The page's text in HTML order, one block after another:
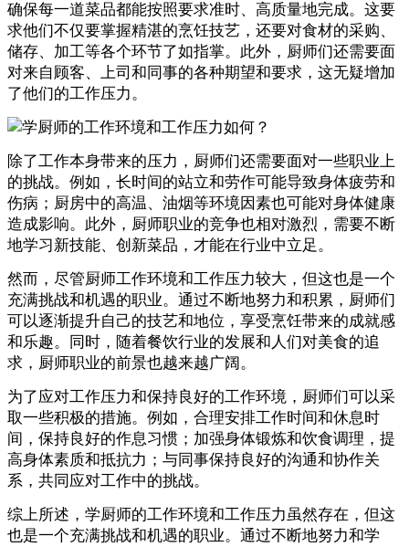
确保每一道菜品都能按照要求准时、高质量地完成。这要
求他们不仅要掌握精湛的烹饪技艺，还要对食材的采购、
储存、加工等各个环节了如指掌。此外，厨师们还需要面
对来自顾客、上司和同事的各种期望和要求，这无疑增加
了他们的工作压力。
除了工作本身带来的压力，厨师们还需要面对一些职业上
的挑战。例如，长时间的站立和劳作可能导致身体疲劳和
伤病；厨房中的高温、油烟等环境因素也可能对身体健康
造成影响。此外，厨师职业的竞争也相对激烈，需要不断
地学习新技能、创新菜品，才能在行业中立足。
然而，尽管厨师工作环境和工作压力较大，但这也是一个
充满挑战和机遇的职业。通过不断地努力和积累，厨师们
可以逐渐提升自己的技艺和地位，享受烹饪带来的成就感
和乐趣。同时，随着餐饮行业的发展和人们对美食的追
求，厨师职业的前景也越来越广阔。
为了应对工作压力和保持良好的工作环境，厨师们可以采
取一些积极的措施。例如，合理安排工作时间和休息时
间，保持良好的作息习惯；加强身体锻炼和饮食调理，提
高身体素质和抵抗力；与同事保持良好的沟通和协作关
系，共同应对工作中的挑战。
综上所述，学厨师的工作环境和工作压力虽然存在，但这
也是一个充满挑战和机遇的职业。通过不断地努力和学